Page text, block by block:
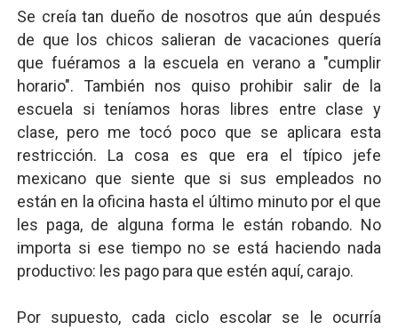
Se creía tan dueño de nosotros que aún después
de que los chicos salieran de vacaciones quería
que fuéramos a la escuela en verano a "cumplir
horario". También nos quiso prohibir salir de la
escuela si teníamos horas libres entre clase y
clase, pero me tocó poco que se aplicara esta
restricción. La cosa es que era el típico jefe
mexicano que siente que si sus empleados no
están en la oficina hasta el último minuto por el que
les paga, de alguna forma le están robando. No
importa si ese tiempo no se está haciendo nada
productivo: les pago para que estén aquí, carajo.
Por supuesto, cada ciclo escolar se le ocurría